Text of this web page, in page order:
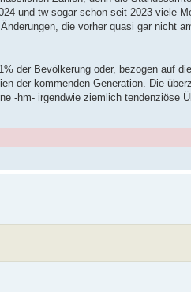
und tw sogar schon seit 2023 viele
die vorher quasi gar nicht
der Bevölkerung oder, bezogen auf
der kommenden Generation. Die
-hm- irgendwie ziemlich tendenziöse